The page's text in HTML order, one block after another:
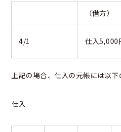
（借方）
4/1 仕入5,000
上記の場合、仕入の元帳には以下
仕入